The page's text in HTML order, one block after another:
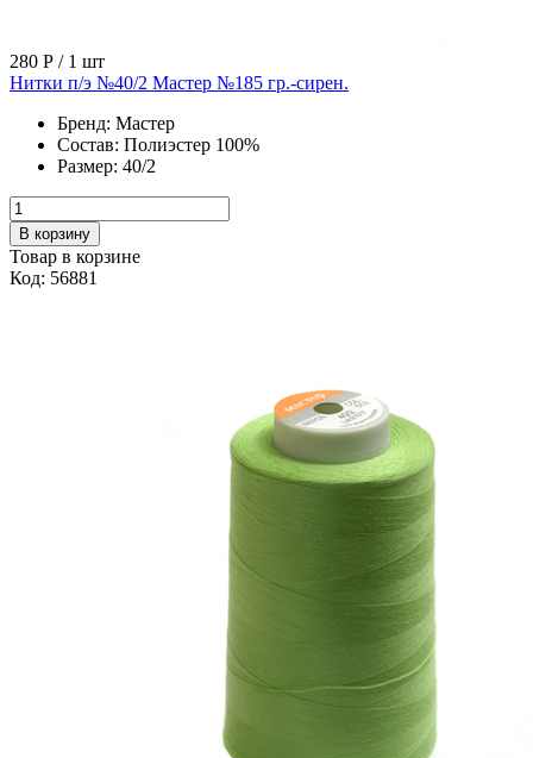
280 Р / 1 шт
Нитки п/э №40/2 Мастер №185 гр.-сирен.
Бренд: Мастер
Состав: Полиэстер 100%
Размер: 40/2
В корзину
Товар в корзине
Код: 56881